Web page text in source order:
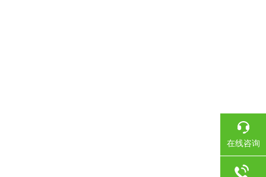
在线咨询